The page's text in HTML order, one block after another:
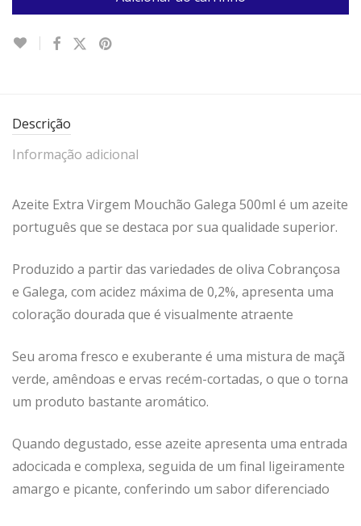
Descrição
Informação adicional
Azeite Extra Virgem Mouchão Galega 500ml é um azeite
português que se destaca por sua qualidade superior.
Produzido a partir das variedades de oliva Cobrançosa
e Galega, com acidez máxima de 0,2%, apresenta uma
coloração dourada que é visualmente atraente
Seu aroma fresco e exuberante é uma mistura de maçã
verde, amêndoas e ervas recém-cortadas, o que o torna
um produto bastante aromático.
Quando degustado, esse azeite apresenta uma entrada
adocicada e complexa, seguida de um final ligeiramente
amargo e picante, conferindo um sabor diferenciado